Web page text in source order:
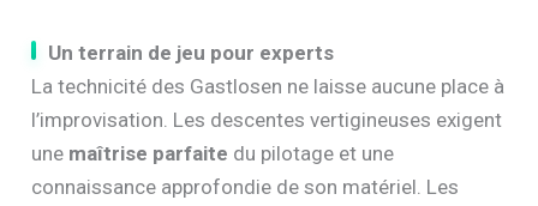
Un terrain de jeu pour experts
La technicité des Gastlosen ne laisse aucune place à
l’improvisation. Les descentes vertigineuses exigent
une maîtrise parfaite du pilotage et une
connaissance approfondie de son matériel. Les